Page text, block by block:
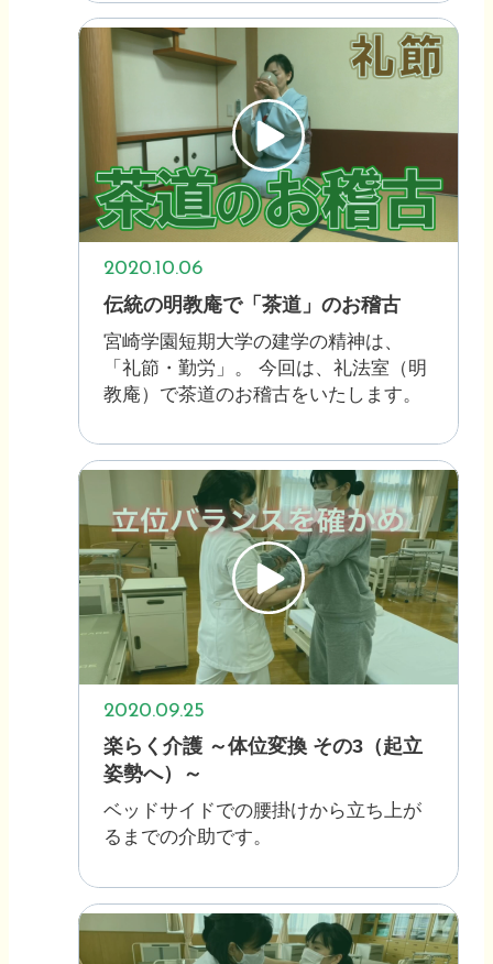
2020.10.06
伝統の明教庵で「茶道」のお稽古
宮崎学園短期大学の建学の精神は、
「礼節・勤労」。 今回は、礼法室（明
教庵）で茶道のお稽古をいたします。
2020.09.25
楽らく介護 ～体位変換 その3（起立
姿勢へ）～
ベッドサイドでの腰掛けから立ち上が
るまでの介助です。